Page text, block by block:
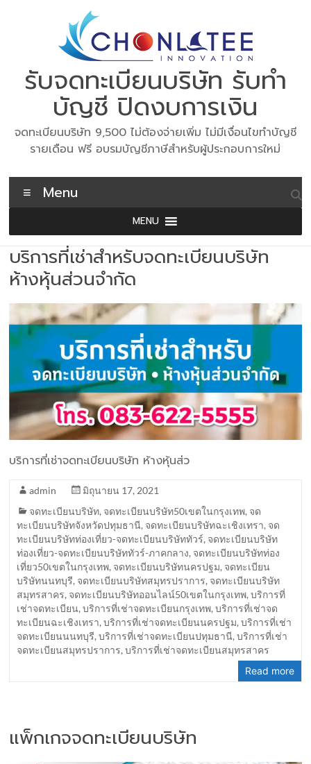
รับจดทะเบียนบริษัท รับทำ
บัญชี ปิดงบการเงิน
จดทะเบียนบริษัท 9,500 ไม่ต้องจ่ายเพิ่ม ไม่มีเงื่อนไขทำบัญชี
รายเดือน ฟรี อบรมบัญชีภาษีสำหรับผู้ประกอบการใหม่
Menu
MENU
บริการที่เช่าสำหรับจดทะเบียนบริษัท
ห้างหุ้นส่วนจำกัด
บริการที่เช่าจดทะเบียนบริษัท ห้างหุ้นส่ว
admin
มิถุนายน 17, 2021
จดทะเบียนบริษัท, จดทะเบียนบริษัท50เขตในกรุงเทพ, จด
ทะเบียนบริษัทจังหวัดปทุมธานี, จดทะเบียนบริษัทฉะเชิงเทรา, จด
ทะเบียนบริษัทท่องเที่ยว-จดทะเบียนบริษัททัวร์, จดทะเบียนบริษัท
ท่องเที่ยว-จดทะเบียนบริษัททัวร์-ภาคกลาง, จดทะเบียนบริษัทท่อง
เที่ยว50เขตในกรุงเทพ, จดทะเบียนบริษัทนครปฐม, จดทะเบียน
บริษัทนนทบุรี, จดทะเบียนบริษัทสมุทรปราการ, จดทะเบียนบริษัท
สมุทรสาคร, จดทะเบียนบริษัทออนไลน์50เขตในกรุงเทพ,บริการที่
เช่าจดทะเบียน,บริการที่เช่าจดทะเบียนกรุงเทพ,บริการที่เช่าจด
ทะเบียนฉะเชิงเทรา,บริการที่เช่าจดทะเบียนนครปฐม,บริการที่เช่า
จดทะเบียนนนทบุรี,บริการที่เช่าจดทะเบียนปทุมธานี,บริการที่เช่า
จดทะเบียนสมุทรปราการ,บริการที่เช่าจดทะเบียนสมุทรสาคร
Read more
แพ็กเกจจดทะเบียนบริษัท